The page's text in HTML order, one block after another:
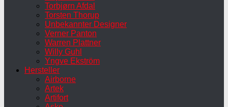
Torbjørn Afdal
Torsten Thorup
Unbekannter Designer
Verner Panton
Warren Plattner
Willy Guhl
Yngve Ekström
Hersteller
Airborne
Artek
Artifort